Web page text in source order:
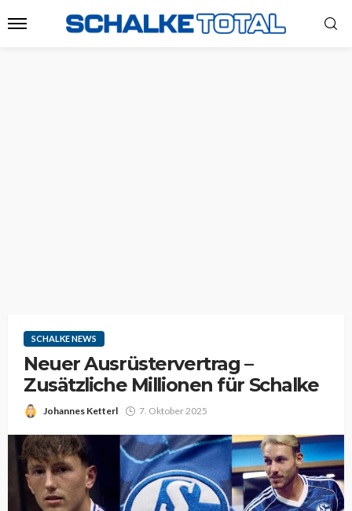
SCHALKE NEWS
Neuer Ausrüstervertrag –
Zusätzliche Millionen für Schalke
Johannes Ketterl 7. Oktober 2025